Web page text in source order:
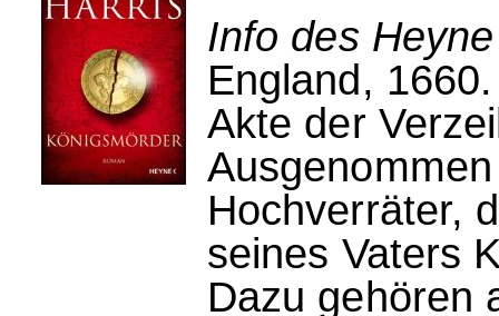
Info des
England,
Akte der
Hochverräter,
seines Vaters
Dazu gehören